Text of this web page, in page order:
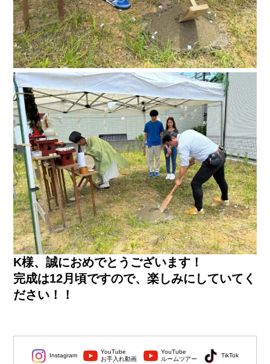
K様、誠におめでとうございます！
完成は12月頃ですので、楽しみにしていてく
ださい！！
Instagram
YouTube
お手入れ動画
YouTube
ルームツアー
TikTok